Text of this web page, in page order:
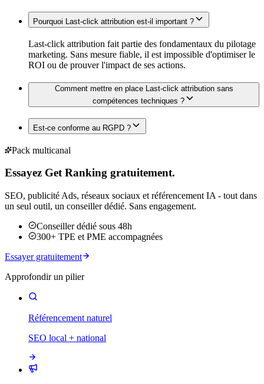
Pourquoi Last-click attribution est-il important ?
Last-click attribution fait partie des fondamentaux du pilotage
marketing. Sans mesure fiable, il est impossible d'optimiser le
ROI ou de prouver l'impact de ses actions.
Comment mettre en place Last-click attribution sans
compétences techniques ?
Est-ce conforme au RGPD ?
Pack multicanal
Essayez Get Ranking gratuitement.
SEO, publicité Ads, réseaux sociaux et référencement IA - tout dans
un seul outil, un conseiller dédié. Sans engagement.
Conseiller dédié sous 48h
300+ TPE et PME accompagnées
Essayer gratuitement
Approfondir un pilier
Référencement naturel
SEO local + national